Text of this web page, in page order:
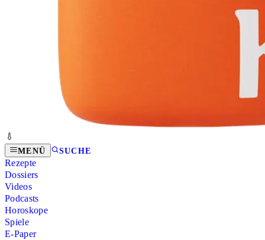
MENÜ SUCHE
Rezepte
Dossiers
Videos
Podcasts
Horoskope
Spiele
E-Paper